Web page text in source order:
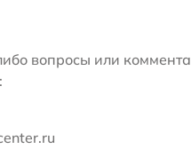
вопросы или